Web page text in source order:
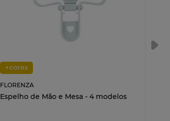
+cores
FLORENZA
Espelho de Mão e Mesa - 4 modelos